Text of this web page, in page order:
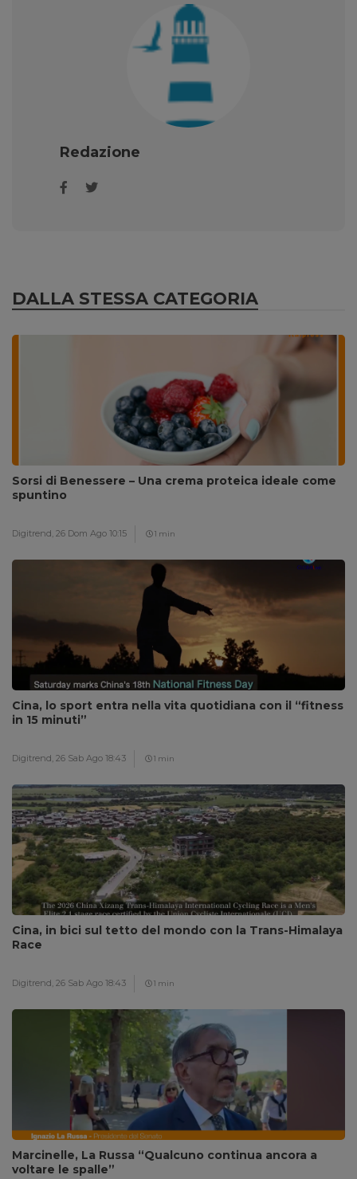
Redazione
DALLA STESSA CATEGORIA
Sorsi di Benessere – Una crema proteica ideale come
spuntino
Digitrend, 26 Dom Ago 10:15 1 min
Cina, lo sport entra nella vita quotidiana con il “fitness
in 15 minuti”
Digitrend, 26 Sab Ago 18:43 1 min
Cina, in bici sul tetto del mondo con la Trans-Himalaya
Race
Digitrend, 26 Sab Ago 18:43 1 min
Marcinelle, La Russa “Qualcuno continua ancora a
voltare le spalle”